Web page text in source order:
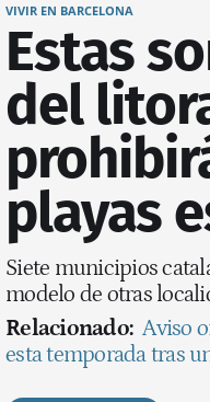
VIVIR EN BARCELONA
Estas
del
playas
Siete municipios
modelo de otras
Relacionado: Aviso
esta temporada tras